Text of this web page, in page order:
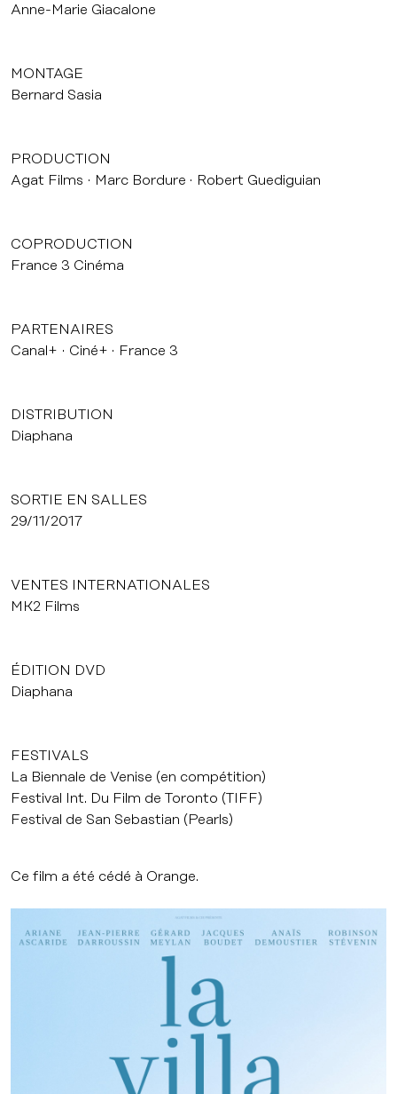
Anne-Marie Giacalone
MONTAGE
Bernard Sasia
PRODUCTION
Agat Films
Marc Bordure Robert Guediguian
COPRODUCTION
France 3 Cinéma
PARTENAIRES
Canal+
Ciné+ France 3
DISTRIBUTION
Diaphana
SORTIE EN SALLES
29/11/2017
VENTES INTERNATIONALES
MK2 Films
ÉDITION DVD
Diaphana
FESTIVALS
La Biennale de Venise (en compétition)
Festival Int. Du Film de Toronto (TIFF)
Festival de San Sebastian (Pearls)
Ce film a été cédé à Orange.